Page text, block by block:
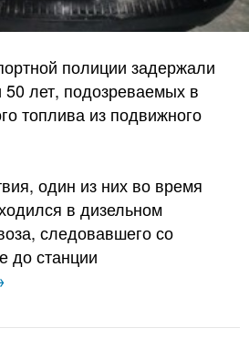
полиции задержали
лет, подозреваемых в
топлива из подвижного
один из них во время
в дизельном
следовавшего со
до станции